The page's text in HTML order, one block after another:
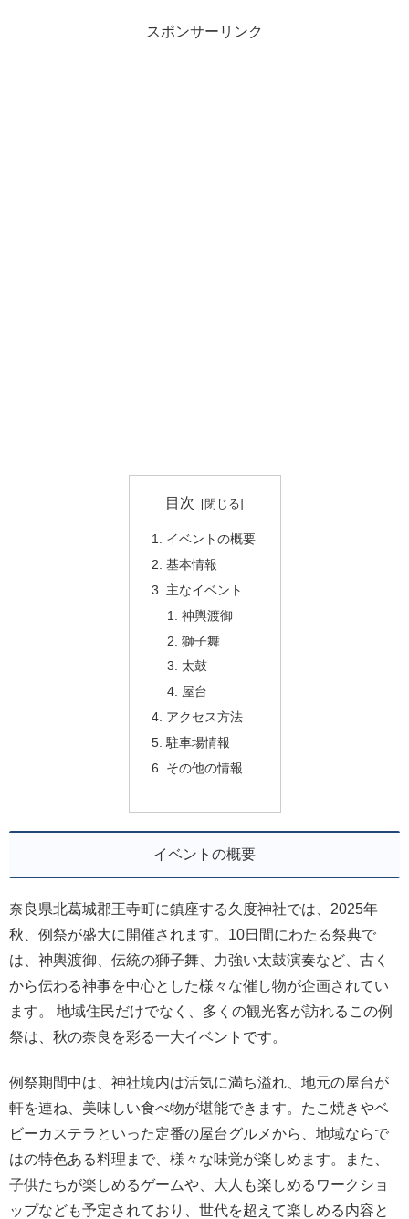
スポンサーリンク
目次
イベントの概要
基本情報
主なイベント
神輿渡御
獅子舞
太鼓
屋台
アクセス方法
駐車場情報
その他の情報
イベントの概要
奈良県北葛城郡王寺町に鎮座する久度神社では、2025年
秋、例祭が盛大に開催されます。10日間にわたる祭典で
は、神輿渡御、伝統の獅子舞、力強い太鼓演奏など、古く
から伝わる神事を中心とした様々な催し物が企画されてい
ます。 地域住民だけでなく、多くの観光客が訪れるこの例
祭は、秋の奈良を彩る一大イベントです。
例祭期間中は、神社境内は活気に満ち溢れ、地元の屋台が
軒を連ね、美味しい食べ物が堪能できます。たこ焼きやベ
ビーカステラといった定番の屋台グルメから、地域ならで
はの特色ある料理まで、様々な味覚が楽しめます。また、
子供たちが楽しめるゲームや、大人も楽しめるワークショ
ップなども予定されており、世代を超えて楽しめる内容と